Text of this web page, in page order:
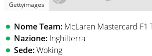
Gettyimages
Nome Team: McLaren Mastercard F1
Nazione: Inghilterra
Sede:Woking